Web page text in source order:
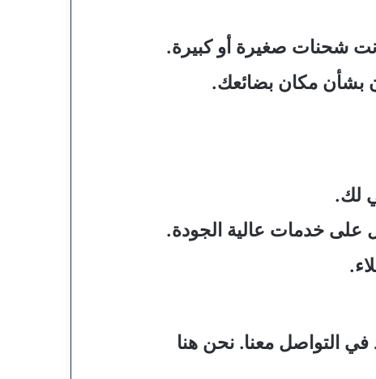
شحنات صغيرة أو كبيرة.
بشأن مكان بضائعك.
لك.
خدمات عالية الجودة.
التواصل معنا. نحن هنا